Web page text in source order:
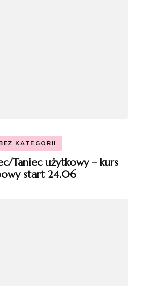
KATEGORII
Taniec użytkowy – kurs
start 24.06